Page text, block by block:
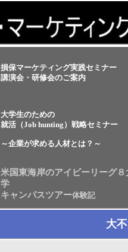
損保マーケティング実践セミナー
講演会・研修会のご案内
大学生のための
就活（Job hunting）戦略セミナー
～企業が求める人材とは？～
米国東海岸のアイビーリーグ８
学
キャンパスツアー体験記
大